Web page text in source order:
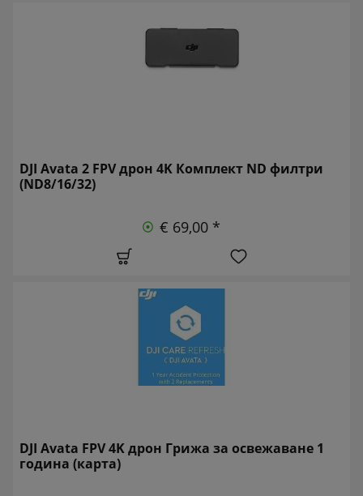
DJI Avata 2 FPV дрон 4K Комплект ND филтри
(ND8/16/32)
€ 69,00 *
DJI Avata FPV 4K дрон Грижа за освежаване 1
година (карта)